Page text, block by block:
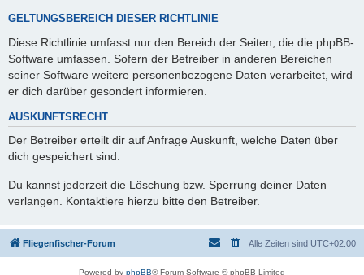
GELTUNGSBEREICH DIESER RICHTLINIE
Diese Richtlinie umfasst nur den Bereich der Seiten, die die phpBB-
Software umfassen. Sofern der Betreiber in anderen Bereichen
seiner Software weitere personenbezogene Daten verarbeitet, wird
er dich darüber gesondert informieren.
AUSKUNFTSRECHT
Der Betreiber erteilt dir auf Anfrage Auskunft, welche Daten über
dich gespeichert sind.
Du kannst jederzeit die Löschung bzw. Sperrung deiner Daten
verlangen. Kontaktiere hierzu bitte den Betreiber.
Fliegenfischer-Forum Alle Zeiten sind UTC+02:00
Powered by phpBB® Forum Software © phpBB Limited